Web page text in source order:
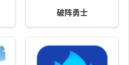
破阵勇士